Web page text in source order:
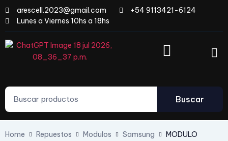
arescell.2023@gmail.com
+54 9113421-6124
Lunes a Viernes 10hs a 18hs
Buscar
Home Repuestos Modulos Samsung
MODULO